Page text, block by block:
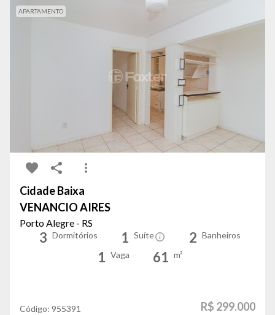
APARTAMENTO
Cidade Baixa
VENANCIO AIRES
Porto Alegre - RS
3 Dormitórios 1 Suíte 2 Banheiros
1 Vaga 61 m²
Código: 955391 R$ 299.000